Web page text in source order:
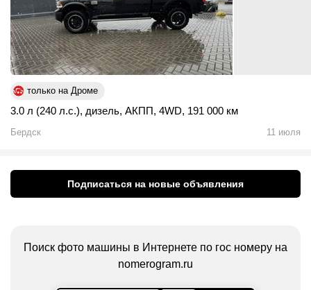
только на Дроме
3.0 л (240 л.с.), дизель, АКПП, 4WD, 191 000 км
Бердск 11 июля
Подписаться на новые объявления
Поиск фото машины в Интернете по гос номеру на
nomerogram.ru